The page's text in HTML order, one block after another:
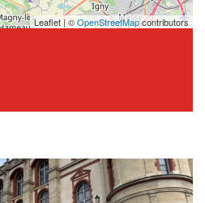
Leaflet | ©OpenStreetMapcontributors